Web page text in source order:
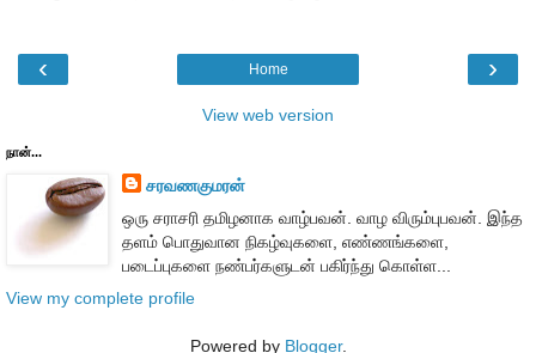
‹ ›
Home
View web version
நான்...
சரவணகுமரன்
ஒரு சராசரி தமிழனாக வாழ்பவன். வாழ விரும்புபவன். இந்த
தளம் பொதுவான நிகழ்வுகளை, எண்ணங்களை,
படைப்புகளை நண்பர்களுடன் பகிர்ந்து கொள்ள...
View my complete profile
Powered by Blogger.